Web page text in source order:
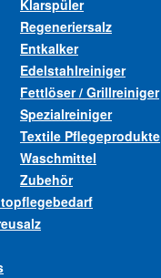
Klarspüler
Regeneriersalz
Entkalker
Edelstahlreiniger
Fettlöser / Grillreiniger
Spezialreiniger
Textile Pflegeprodukte
Waschmittel
Zubehör